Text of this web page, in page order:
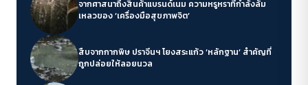
จากศาสนาถึงสินค้าแบรนด์เนม ความหรูหราที่กำลังล้ม
เหลวของ ‘เครื่องมือสุขภาพจิต’
สืบจากกากพิษ ปราจีนฯ โยงสระแก้ว ‘หลักฐาน’ สำคัญที่
ถูกปล่อยให้ลอยนวล
ปรับสีสำหรับตาบอดสี